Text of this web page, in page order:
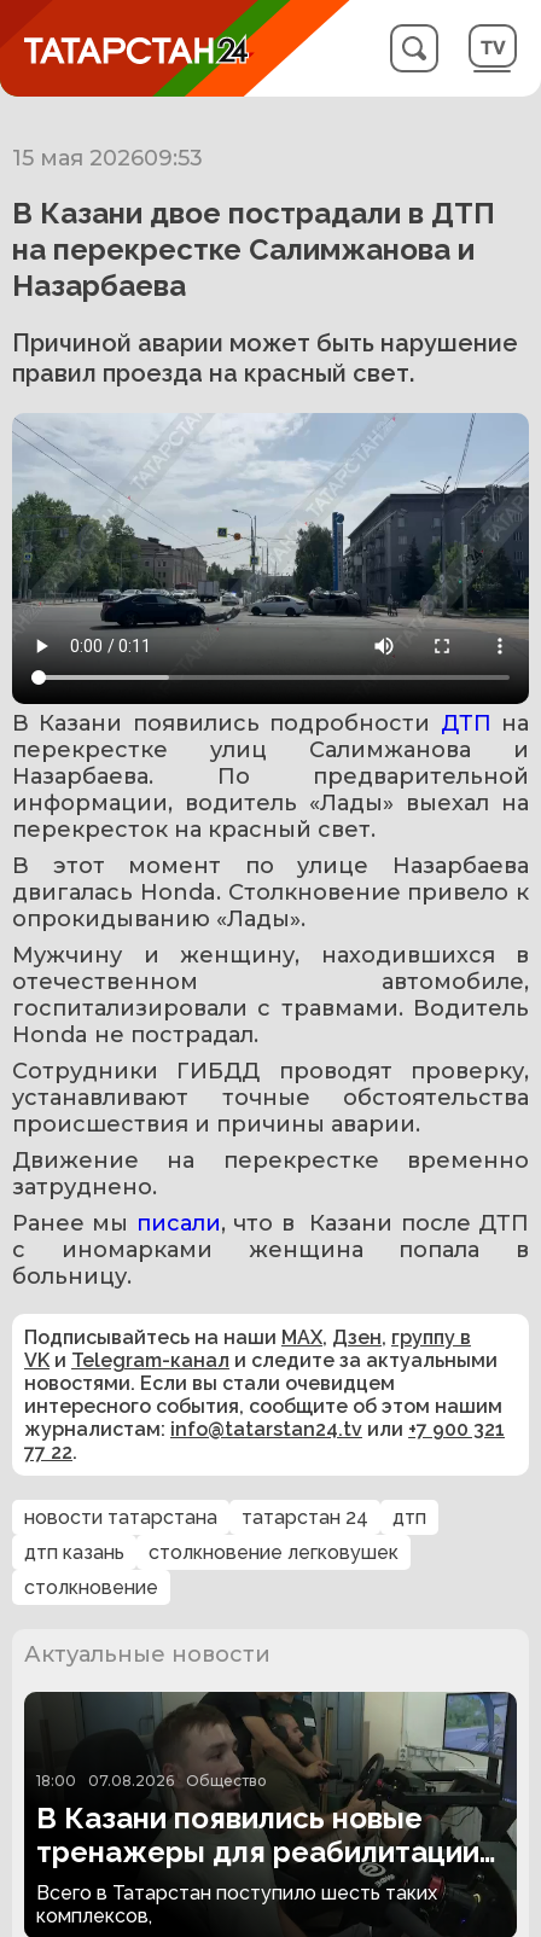
15 мая 202609:53
В Казани двое пострадали в ДТП
на перекрестке Салимжанова и
Назарбаева
Причиной аварии может быть нарушение
правил проезда на красный свет.
В Казани появились подробности ДТП на
перекрестке улиц Салимжанова и
Назарбаева. По предварительной
информации, водитель «Лады» выехал на
перекресток на красный свет.
В этот момент по улице Назарбаева
двигалась Honda. Столкновение привело к
опрокидыванию «Лады».
Мужчину и женщину, находившихся в
отечественном автомобиле,
госпитализировали с травмами. Водитель
Honda не пострадал.
Сотрудники ГИБДД проводят проверку,
устанавливают точные обстоятельства
происшествия и причины аварии.
Движение на перекрестке временно
затруднено.
Ранее мы писали, что в  Казани после ДТП
с иномарками женщина попала в
больницу.
Подписывайтесь на наши MAX, Дзен, группу в
VK и Telegram-канал и следите за актуальными
новостями. Если вы стали очевидцем
интересного события, сообщите об этом нашим
журналистам: info@tatarstan24.tv или +7 900 321
77 22.
новости татарстана татарстан 24
дтп
дтп казань
столкновение легковушек
столкновение
Актуальные новости
18:00 07.08.2026 Общество
В Казани появились новые
тренажеры для реабилитации
людей с ампутациями
Всего в Татарстан поступило шесть таких
комплексов,